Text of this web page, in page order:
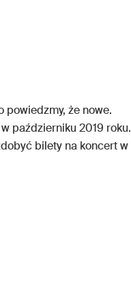
powiedzmy, że nowe.
październiku 2019 roku.
bilety na koncert w